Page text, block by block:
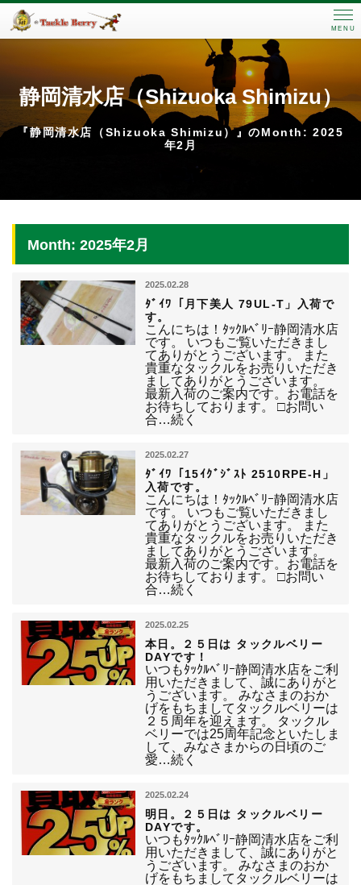
MENU
静岡清水店（Shizuoka Shimizu）
『静岡清水店（Shizuoka Shimizu）』のMonth: 2025
年2月
Month: 2025年2月
2025.02.28
ﾀﾞｲﾜ「月下美人 79UL-T」入荷で
す。
こんにちは！ﾀｯｸﾙﾍﾞﾘｰ静岡清水店
です。 いつもご覧いただきまし
てありがとうございます。 また
貴重なタックルをお売りいただき
ましてありがとうございます。
最新入荷のご案内です。お電話を
お待ちしております。 □お問い
合…続く
2025.02.27
ﾀﾞｲﾜ「15ｲｸﾞｼﾞｽﾄ 2510RPE-H」
入荷です。
こんにちは！ﾀｯｸﾙﾍﾞﾘｰ静岡清水店
です。 いつもご覧いただきまし
てありがとうございます。 また
貴重なタックルをお売りいただき
ましてありがとうございます。
最新入荷のご案内です。お電話を
お待ちしております。 □お問い
合…続く
2025.02.25
本日。２５日は タックルベリー
DAYです！
いつもﾀｯｸﾙﾍﾞﾘｰ静岡清水店をご利
用いただきまして、誠にありがと
うございます。 みなさまのおか
げをもちましてタックルベリーは
２５周年を迎えます。 タックル
ベリーでは25周年記念といたしま
して、みなさまからの日頃のご
愛…続く
2025.02.24
明日。２５日は タックルベリー
DAYです。
いつもﾀｯｸﾙﾍﾞﾘｰ静岡清水店をご利
用いただきまして、誠にありがと
うございます。 みなさまのおか
げをもちましてタックルベリーは